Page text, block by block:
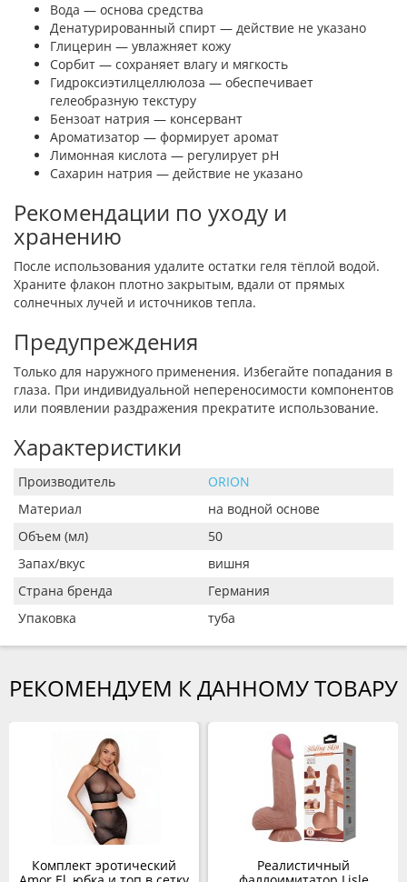
Вода — основа средства
Денатурированный спирт — действие не указано
Глицерин — увлажняет кожу
Сорбит — сохраняет влагу и мягкость
Гидроксиэтилцеллюлоза — обеспечивает
гелеобразную текстуру
Бензоат натрия — консервант
Ароматизатор — формирует аромат
Лимонная кислота — регулирует pH
Сахарин натрия — действие не указано
Рекомендации по уходу и
хранению
После использования удалите остатки геля тёплой водой.
Храните флакон плотно закрытым, вдали от прямых
солнечных лучей и источников тепла.
Предупреждения
Только для наружного применения. Избегайте попадания в
глаза. При индивидуальной непереносимости компонентов
или появлении раздражения прекратите использование.
Характеристики
Производитель
ORION
Материал
на водной основе
Объем (мл)
50
Запах/вкус
вишня
Страна бренда
Германия
Упаковка
туба
РЕКОМЕНДУЕМ К ДАННОМУ ТОВАРУ
Комплект эротический
Реалистичный